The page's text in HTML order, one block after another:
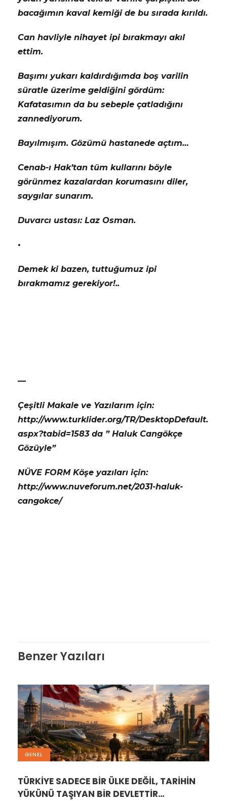
bacağımın kaval kemiği de bu sırada kırıldı.
Can havliyle nihayet ipi bırakmayı akıl
ettim.
Başımı yukarı kaldırdığımda boş varilin
süratle üzerime geldiğini gördüm:
Kafatasımın da bu sebeple çatladığını
zannediyorum.
Bayılmışım. Gözümü hastanede açtım…
Cenab-ı Hak’tan tüm kullarını böyle
görünmez kazalardan korumasını diler,
saygılar sunarım.
Duvarcı ustası: Laz Osman.
•
Demek ki bazen, tuttuğumuz ipi
bırakmamız gerekiyor!..
—
Çeşitli Makale ve Yazılarım için:
http://www.turklider.org/TR/DesktopDefault.
aspx?tabid=1583 da ” Haluk Cangökçe
Gözüyle”
NÜVE FORM Köşe yazıları için:
http://www.nuveforum.net/2031-haluk-
cangokce/
Benzer Yazıları
GENEL
TÜRKİYE SADECE BİR ÜLKE DEĞİL, TARİHİN
YÜKÜNÜ TAŞIYAN BİR DEVLETTİR…